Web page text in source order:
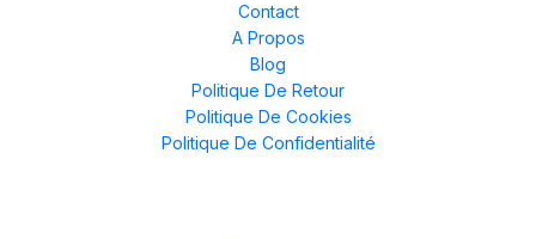
Contact
A Propos
Blog
Politique De Retour
Politique De Cookies
Politique De Confidentialité